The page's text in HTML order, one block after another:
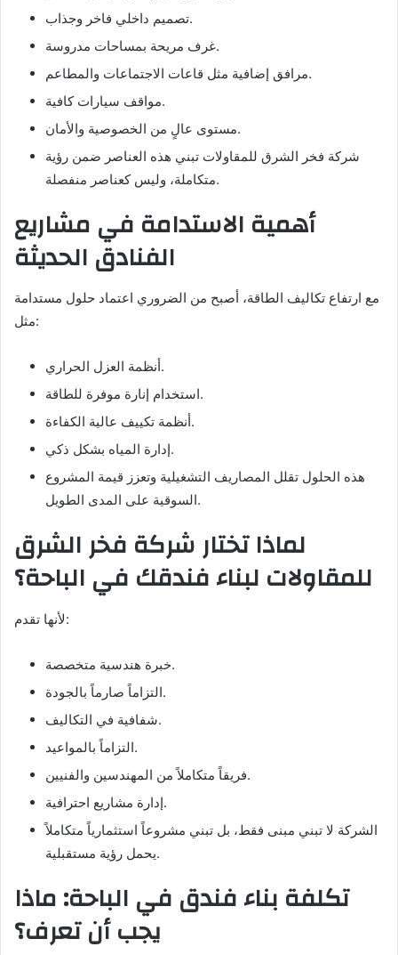
تصميم داخلي فاخر وجذاب.
غرف مريحة بمساحات مدروسة.
مرافق إضافية مثل قاعات الاجتماعات والمطاعم.
مواقف سيارات كافية.
مستوى عالٍ من الخصوصية والأمان.
شركة فخر الشرق للمقاولات تبني هذه العناصر ضمن رؤية
متكاملة، وليس كعناصر منفصلة.
أهمية الاستدامة في مشاريع
الفنادق الحديثة
مع ارتفاع تكاليف الطاقة، أصبح من الضروري اعتماد حلول مستدامة
مثل:
أنظمة العزل الحراري.
استخدام إنارة موفرة للطاقة.
أنظمة تكييف عالية الكفاءة.
إدارة المياه بشكل ذكي.
هذه الحلول تقلل المصاريف التشغيلية وتعزز قيمة المشروع
السوقية على المدى الطويل.
لماذا تختار شركة فخر الشرق
للمقاولات لبناء فندقك في الباحة؟
لأنها تقدم:
خبرة هندسية متخصصة.
التزاماً صارماً بالجودة.
شفافية في التكاليف.
التزاماً بالمواعيد.
فريقاً متكاملاً من المهندسين والفنيين.
إدارة مشاريع احترافية.
الشركة لا تبني مبنى فقط، بل تبني مشروعاً استثمارياً متكاملاً
يحمل رؤية مستقبلية.
تكلفة بناء فندق في الباحة: ماذا
يجب أن تعرف؟